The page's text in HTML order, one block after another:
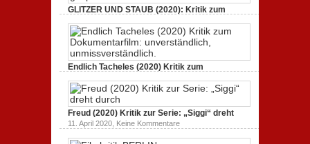
Kreaturen,
spektakulär
GLITZER UND STAUB (2020): Kritik zum
Dokumentarfilm.
3. Oktober 2020,Keine Kommentare zu
GLITZER
UND
(2020):
Kritik
zum
Dokumentarfilm.
durch
ein
Amerika.
Endlich Tacheles (2020) Kritik zum
Dokumentarfilm: unverständlich,
19. Mai 2020,Keine Kommentarezu
Tacheles
(2020)
Kritik
zum
Dokumentarfilm:
Freud (2020) Kritik zur Serie: „Siggi“ dreht
11. April 2020, Keine Kommentarezu
Freud
(2020)